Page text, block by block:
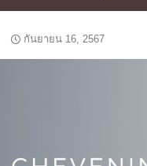
กันยายน 16, 2567